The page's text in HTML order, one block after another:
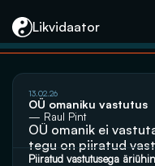
Likvidaator
Teenused
Likvideerimine koos
Likvideerimine
Saneerimine
Pankrotimenetlus
E-residendi
Kontakt
13.02.26
OÜ omaniku vastutus
— Raul Pint
OÜ omanik ei
tegu on piiratud
Piiratud vastutusega